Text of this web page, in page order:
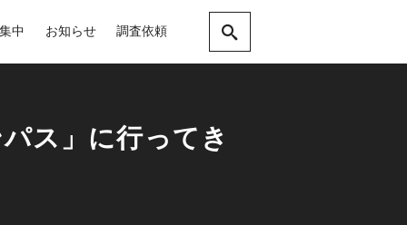
中 お知らせ 調査依頼
ス」に行ってき